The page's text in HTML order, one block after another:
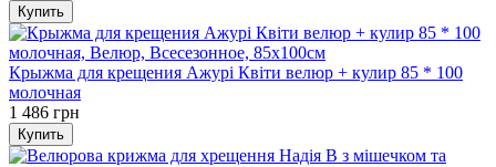
Купить
Крыжма для крещения Ажурі Квіти велюр + кулир 85 * 100
молочная
1 486 грн
Купить